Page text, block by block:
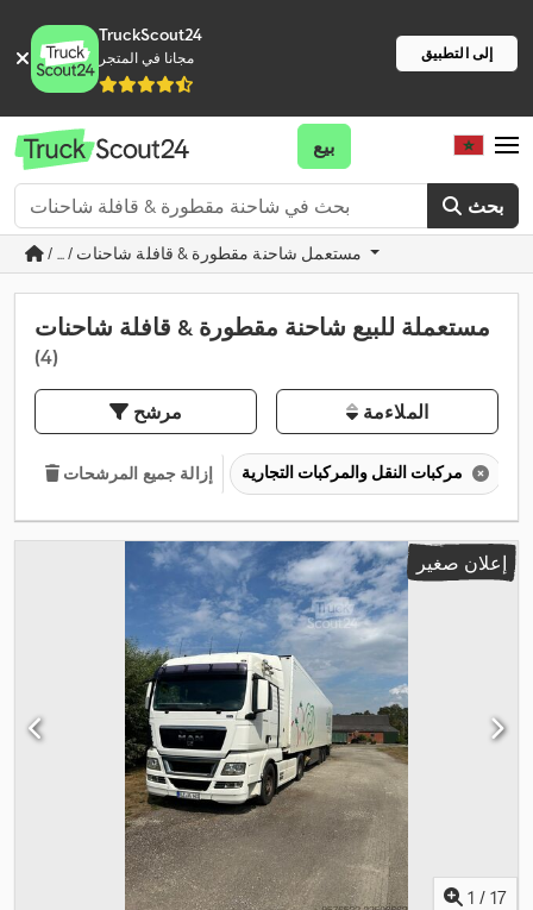
TruckScout24
مجانا في المتجر إلى التطبيق
بحث
بيع
مستعملة للبيع شاحنة مقطورة & قافلة شاحنات
(4)
مرشح الملاءمة
إزالة جميع المرشحات
إعلان صغير
1 / 17